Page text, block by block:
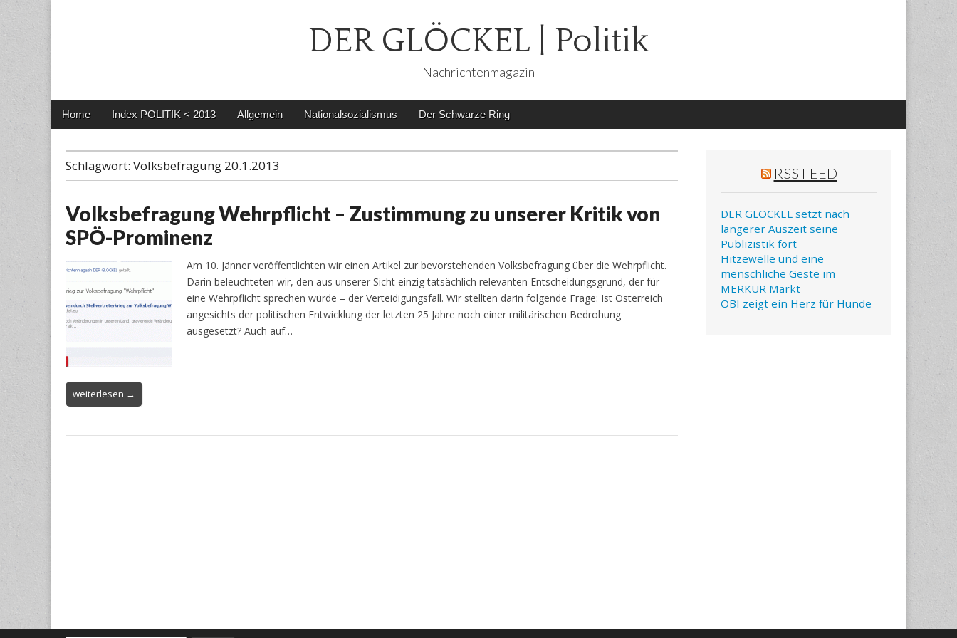
DER GLÖCKEL | Politik
Nachrichtenmagazin
Main
Skip
Home Index POLITIK < 2013 Allgemein Nationalsozialismus Der Schwarze Ring
Schlagwort: Volksbefragung 20.1.2013
Volksbefragung Wehrpflicht – Zustimmung zu unserer Kritik von
SPÖ-Prominenz
Am 10. Jänner veröffentlichten wir einen Artikel zur bevorstehenden Volksbefragung über die Wehrpflicht.
Darin beleuchteten wir, den aus unserer Sicht einzig tatsächlich relevanten Entscheidungsgrund, der für
eine Wehrpflicht sprechen würde – der Verteidigungsfall. Wir stellten darin folgende Frage: Ist Österreich
angesichts der politischen Entwicklung der letzten 25 Jahre noch einer militärischen Bedrohung
ausgesetzt? Auch auf…
weiterlesen →
RSS FEED
DER GLÖCKEL setzt nach
längerer Auszeit seine
Publizistik fort
Hitzewelle und eine
menschliche Geste im
MERKUR Markt
OBI zeigt ein Herz für Hunde